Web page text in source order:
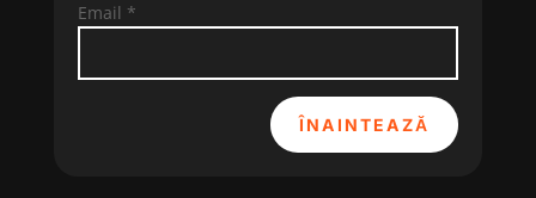
Email *
ÎNAINTEAZĂ